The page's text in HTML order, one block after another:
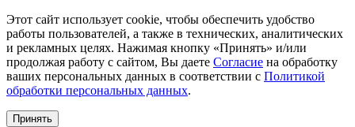
Этот сайт использует cookie, чтобы обеспечить удобство
работы пользователей, а также в технических, аналитических
и рекламных целях. Нажимая кнопку «Принять» и/или
продолжая работу с сайтом, Вы даете Согласие на обработку
ваших персональных данных в соответствии с Политикой
обработки персональных данных.
Принять